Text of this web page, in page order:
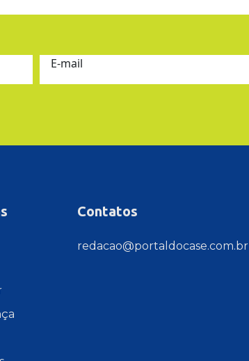
E-mail
Contatos
redacao@portaldocase.com.br